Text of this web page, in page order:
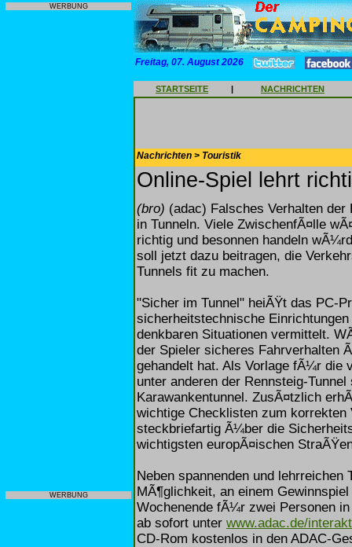
WERBUNG
WERBUNG
Freitag, 07. August 2026
STARTSEITE | NACHRICHTEN
Nachrichten > Touristik
Online-Spiel lehrt
(bro) (adac) Falsches Verhalten
in Tunneln. Viele ZwischenfÃ¤lle
richtig und besonnen handeln
soll jetzt dazu beitragen, die
Tunnels fit zu machen.
"Sicher im Tunnel" heiÃŸt das PC-
sicherheitstechnische
denkbaren Situationen vermittelt.
der Spieler sicheres Fahrverhalten
gehandelt hat. Als Vorlage fÃ¼r die
unter anderen der Rennsteig-
Karawankentunnel. ZusÃ¤tzlich
wichtige Checklisten zum
steckbriefartig Ã¼ber die
wichtigsten europÃ¤ischen
Neben spannenden und lehrreichen
MÃ¶glichkeit, an einem
Wochenende fÃ¼r zwei Personen
ab sofort unter www.adac.de/
CD-Rom kostenlos in den ADAC-